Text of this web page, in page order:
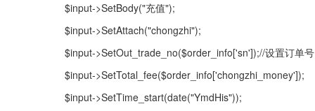
$input->SetBody("充值");
$input->SetAttach("chongzhi");
$input->SetOut_trade_no($order_info['sn']);//设置订单号
$input->SetTotal_fee($order_info['chongzhi_money']);
$input->SetTime_start(date("YmdHis"));